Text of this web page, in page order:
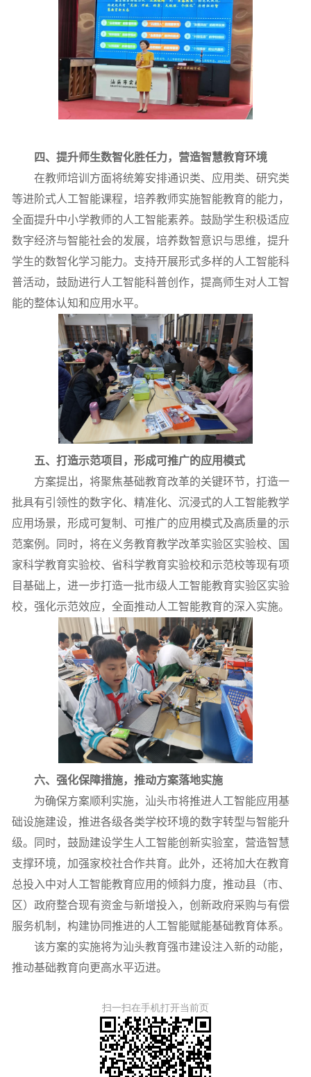
四、提升师生数智化胜任力，营造智慧教育环境
在教师培训方面将统筹安排通识类、应用类、研究类
等进阶式人工智能课程，培养教师实施智能教育的能力，
全面提升中小学教师的人工智能素养。 鼓励学生积极适应
数字经济与智能社会的发展，培养数智意识与思维，提升
学生的数智化学习能力。支持开展形式多样的人工智能科
普活动，鼓励进行人工智能科普创作，提高师生对人工智
能的整体认知和应用水平。
五、打造示范项目，形成可推广的应用模式
方案提出，将聚焦基础教育改革的关键环节，打造一
批具有引领性的数字化、精准化、沉浸式的人工智能教学
应用场景，形成可复制、可推广的应用模式及高质量的示
范案例。同时，将在义务教育教学改革实验区实验校、国
家科学教育实验校、省科学教育实验校和示范校等现有项
目基础上， 进一步打造一批市级人工智能教育实验区实验
校，强化示范效应，全面推动人工智能教育的深入实施。
六、强化保障措施，推动方案落地实施
为确保方案顺利实施，汕头市将推进人工智能应用基
础设施建设，推进各级各类学校环境的数字转型与智能升
级。同时，鼓励建设学生人工智能创新实验室，营造智慧
支撑环境，加强家校社合作共育。此外，还将加大在教育
总投入中对人工智能教育应用的倾斜力度，推动县（市、
区）政府整合现有资金与新增投入，创新政府采购与有偿
服务机制，构建协同推进的人工智能赋能基础教育体系。
该方案的实施将为汕头教育强市建设注入新的动能，
推动基础教育向更高水平迈进。
扫一扫在手机打开当前页